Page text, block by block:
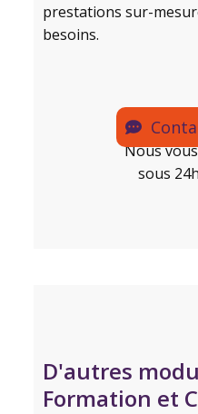
prestations sur-
besoins.
Nous
sous
D'autres
Formation et